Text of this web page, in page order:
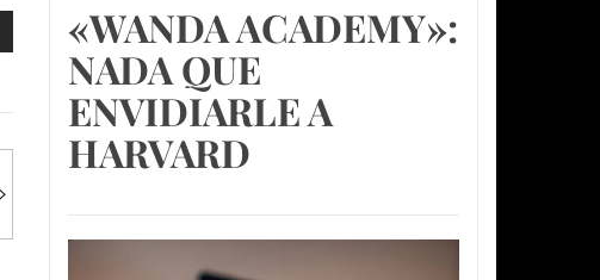
«WANDA ACADEMY»:
NADA QUE
ENVIDIARLE A
HARVARD